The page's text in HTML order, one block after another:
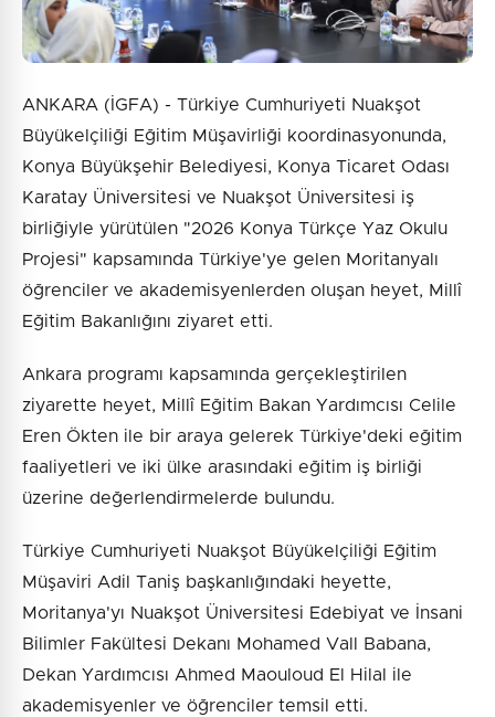
ANKARA (İGFA) - Türkiye Cumhuriyeti Nuakşot
Büyükelçiliği Eğitim Müşavirliği koordinasyonunda,
Konya Büyükşehir Belediyesi, Konya Ticaret Odası
Karatay Üniversitesi ve Nuakşot Üniversitesi iş
birliğiyle yürütülen "2026 Konya Türkçe Yaz Okulu
Projesi" kapsamında Türkiye'ye gelen Moritanyalı
öğrenciler ve akademisyenlerden oluşan heyet, Millî
Eğitim Bakanlığını ziyaret etti.
Ankara programı kapsamında gerçekleştirilen
ziyarette heyet, Millî Eğitim Bakan Yardımcısı Celile
Eren Ökten ile bir araya gelerek Türkiye'deki eğitim
faaliyetleri ve iki ülke arasındaki eğitim iş birliği
üzerine değerlendirmelerde bulundu.
Türkiye Cumhuriyeti Nuakşot Büyükelçiliği Eğitim
Müşaviri Adil Taniş başkanlığındaki heyette,
Moritanya'yı Nuakşot Üniversitesi Edebiyat ve İnsani
Bilimler Fakültesi Dekanı Mohamed Vall Babana,
Dekan Yardımcısı Ahmed Maouloud El Hilal ile
akademisyenler ve öğrenciler temsil etti.